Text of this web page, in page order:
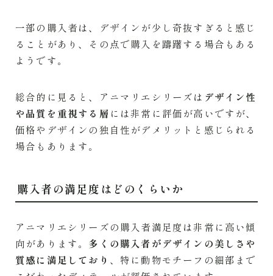
一部の購入者は、デザインが少し奇抜すぎると感じ
ることがあり、その点で購入を躊躇する場合もある
ようです。
総合的に見ると、アニマリエシリーズは デザイン性
や品質を重視する層 には非常に評価が高いですが、
価格やデザインの独自性がデメリットと感じられる
場合もあります。
購入者の満足度はどのくらいか
アニマリエシリーズの購入者満足度は非常に高い傾
向があります。 多くの購入者がデザインの美しさや
質感に満足しており 、特に動物モチーフの細部まで